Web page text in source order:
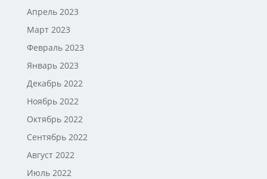
Апрель 2023
Март 2023
Февраль 2023
Январь 2023
Декабрь 2022
Ноябрь 2022
Октябрь 2022
Сентябрь 2022
Август 2022
Июль 2022